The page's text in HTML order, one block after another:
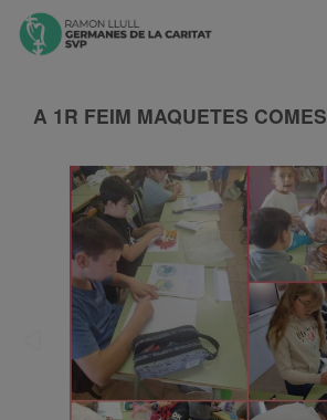
A 1R FEIM MAQUETES